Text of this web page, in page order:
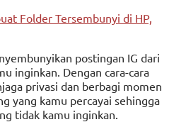
Folder Tersembunyi di HP,
postingan IG dari
inginkan. Dengan cara-cara
privasi dan berbagi momen
yang kamu percayai sehingga
tidak kamu inginkan.